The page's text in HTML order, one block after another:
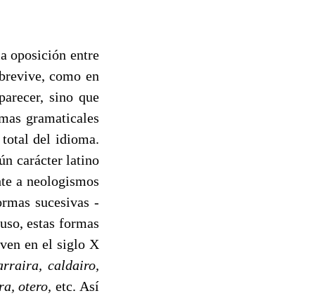
oposición entre
como en
sino que
gramaticales
total del idioma.
carác­ter latino
a neologismos
sucesivas -
estas formas
en el siglo X
caldairo,
ote­ro,etc. Así